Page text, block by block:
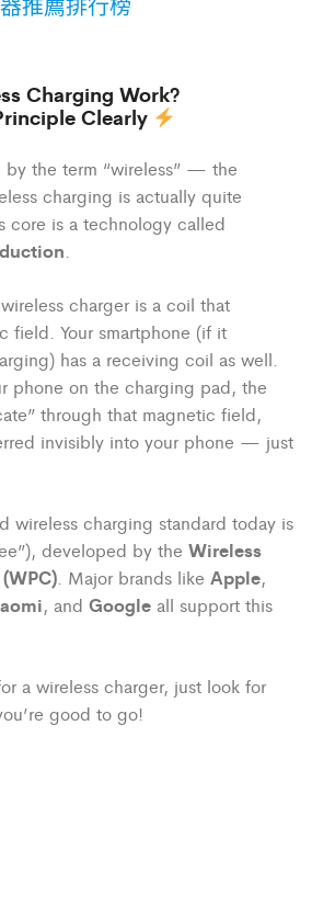
Charging Work?
Clearly
by the term “wireless” — the
charging is actually quite
is a technology called
.
charger is a coil that
field. Your smartphone (if it
has a receiving coil as well.
phone on the charging pad, the
through that magnetic field,
invisibly into your phone — just
wireless charging standard today is
developed by the Wireless
. Major brands like Apple,
, and Google all support this
a wireless charger, just look for
good to go!